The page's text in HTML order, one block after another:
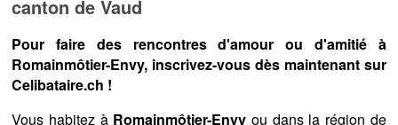
canton de Vaud
Pour faire des rencontres d'amour ou d'amitié à
Romainmôtier-Envy, inscrivez-vous dès maintenant sur
Celibataire.ch !
Vous habitez à Romainmôtier-Envy ou dans la région de